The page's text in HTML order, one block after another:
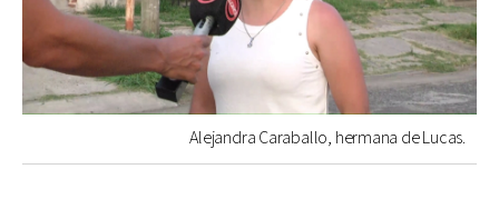
Alejandra Caraballo, hermana de Lucas.